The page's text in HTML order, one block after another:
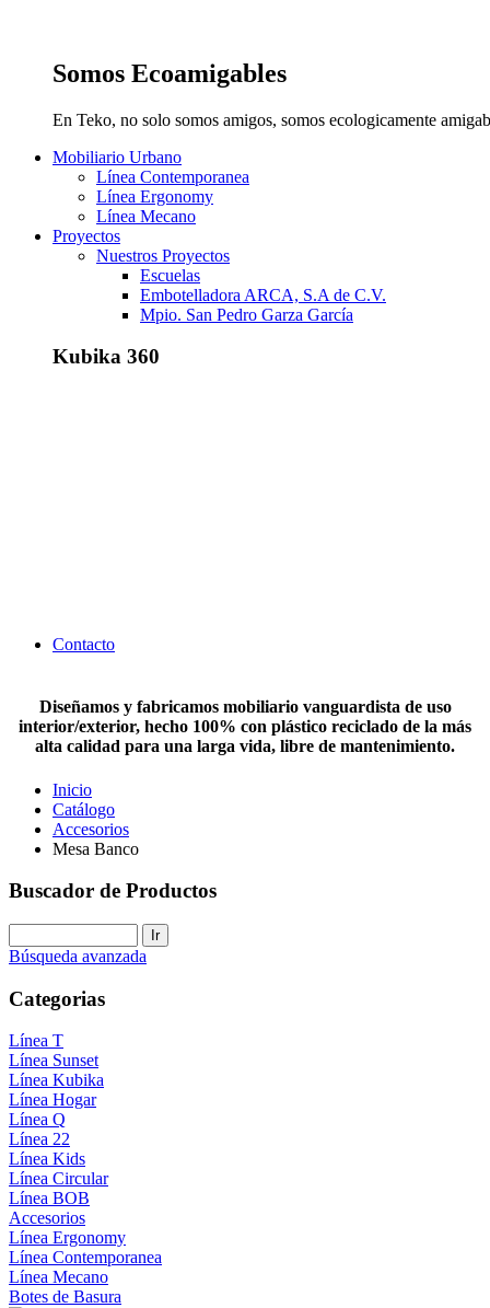
Somos Ecoamigables
En Teko, no solo somos amigos, somos ecologicamente
Mobiliario Urbano
Línea Contemporanea
Línea Ergonomy
Línea Mecano
Proyectos
Nuestros Proyectos
Escuelas
Embotelladora ARCA, S.A de C.V.
Mpio. San Pedro Garza García
Kubika 360
Contacto
Diseñamos y fabricamos mobiliario vanguardista de uso
interior/exterior, hecho 100% con plástico reciclado de la más
alta calidad para una larga vida, libre de mantenimiento.
Inicio
Catálogo
Accesorios
Mesa Banco
Buscador de Productos
Búsqueda avanzada
Categorias
Línea T
Línea Sunset
Línea Kubika
Línea Hogar
Línea Q
Línea 22
Línea Kids
Línea Circular
Línea BOB
Accesorios
Línea Ergonomy
Línea Contemporanea
Línea Mecano
Botes de Basura